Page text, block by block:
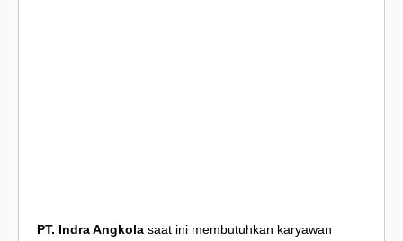
PT. Indra Angkola saat ini membutuhkan karyawan